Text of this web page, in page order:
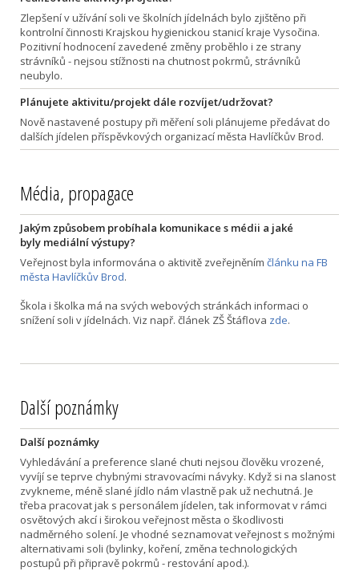
Zlepšení v užívání soli ve školních jídelnách bylo zjištěno při
kontrolní činnosti Krajskou hygienickou stanicí kraje Vysočina.
Pozitivní hodnocení zavedené změny proběhlo i ze strany
strávníků - nejsou stížnosti na chutnost pokrmů, strávníků
neubylo.
Plánujete aktivitu/projekt dále rozvíjet/udržovat?
Nově nastavené postupy při měření soli plánujeme předávat do
dalších jídelen příspěvkových organizací města Havlíčkův Brod.
Média, propagace
Jakým způsobem probíhala komunikace s médii a jaké
byly mediální výstupy?
Veřejnost byla informována o aktivitě zveřejněním článku na FB
města Havlíčkův Brod.
Škola i školka má na svých webových stránkách informaci o
snížení soli v jídelnách. Viz např. článek ZŠ Štáflova zde.
Další poznámky
Další poznámky
Vyhledávání a preference slané chuti nejsou člověku vrozené,
vyvíjí se teprve chybnými stravovacími návyky. Když si na slanost
zvykneme, méně slané jídlo nám vlastně pak už nechutná. Je
třeba pracovat jak s personálem jídelen, tak informovat v rámci
osvětových akcí i širokou veřejnost města o škodlivosti
nadměrného solení. Je vhodné seznamovat veřejnost s možnými
alternativami soli (bylinky, koření, změna technologických
postupů při připravě pokrmů - restování apod.).